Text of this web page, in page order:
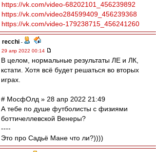
https://vk.com/video-68202101_456239892
https://vk.com/video284599409_456239368
https://vk.com/video-179238715_456241260
recchi -
29 апр 2022 00:14
В целом, нормальные результаты ЛЕ и ЛК,
кстати. Хотя всё будет решаться во вторых
играх.
# МосфОлд » 28 апр 2022 21:49
А тебе по душе футболисты с физиями
боттичеллевской Венеры?
----
Это про Садьё Мане что ли?))))